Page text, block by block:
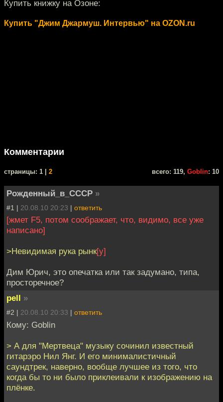
Купить книжку на Озоне:
Купить "Джим Джармуш. Интервью" на OZON.ru
Комментарии
cтраницы: 1 | 2 всего: 119, Goblin: 10
Рожденный_в_СССР »
#1 | 20.08.10 20:23 | ответить
[жмет F5, потом соображает, что, видимо, все уже
написано]
>Невидимая рука рынк[у]
Дим Юрич, это опечатка или так задумано, типа,
просторечное?
pell »
#2 | 20.08.10 20:33 | ответить
Кому: Goblin
> А для "Мертвеца" музыку сочинил известный
гитарэро Нил Янг. И его минималистичный
саундтрек, наверно, вообще лучшее из того, что
когда бы то ни было приклеивали к изображению на
плёнке.